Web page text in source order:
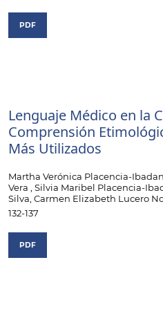
PDF
Lenguaje Médico en la
Comprensión
Más Utilizados
Martha Verónica Placencia-
Vera , Silvia Maribel Placencia-
Silva, Carmen Elizabeth Lucero
132-137
PDF